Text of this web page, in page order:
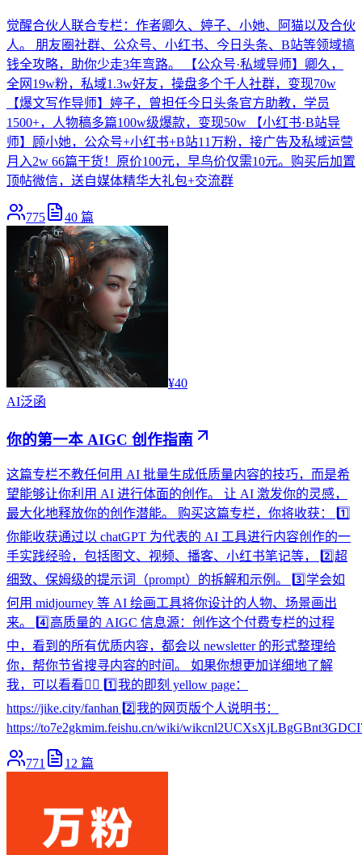
觉醒合伙人联合专栏：作者卿久、婷子、小她、阿猫以及合伙
人。 朋友圈社群、公众号、小红书、今日头条、B站等领域搞
钱全攻略，助你少走3年弯路。 【公众号·私域导师】卿久，
全网19w粉，私域1.3w好友，操盘多个千人社群，变现70w
【爆文写作导师】婷子，曾担任今日头条官方助教，学员
1500+，人物稿多篇100w级爆款，变现50w 【小红书·B站导
师】顾小她，公众号+小红书+B站11万粉，接广告及私域运营
月入2w 66篇干货！原价100元，早鸟价仅需10元。购买后加置
顶帖微信，送自媒体精华大礼包+交流群
775 40 篇
¥40
AI泛函
你的第一本 AIGC 创作指南
这篇专栏不教任何用 AI 批量生成低质量内容的技巧，而是希
望能够让你利用 AI 进行体面的创作。 让 AI 激发你的灵感，
最大化地释放你的创作潜能。 购买这篇专栏，你将收获： 1️⃣
你能收获通过以 chatGPT 为代表的 AI 工具进行内容创作的一
手实践经验，包括图文、视频、播客、小红书笔记等， 2️⃣超
细致、保姆级的提示词（prompt）的拆解和示例。 3️⃣学会如
何用 midjourney 等 AI 绘画工具将你设计的人物、场景画出
来。 4️⃣高质量的 AIGC 信息源：创作这个付费专栏的过程
中，看到的所有优质内容，都会以 newsletter 的形式整理给
你，帮你节省搜寻内容的时间。 如果你想更加详细地了解
我，可以看看👇🏻 1️⃣我的即刻 yellow page：
https://jike.city/fanhan 2️⃣我的网页版个人说明书：
https://to7e2gkmim.feishu.cn/wiki/
771 12 篇